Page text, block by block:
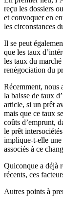
reçu les dossiers
et convoquer en
les circonstances
Il se peut
que les taux
les taux du
renégociation du
Récemment, nous
la baisse de taux
article, si un prêt
mais que ce taux
coûts d’emprunt,
le prêt
implique-t-elle une
associés à ce
Quiconque a déjà
récents, ces
Autres points à